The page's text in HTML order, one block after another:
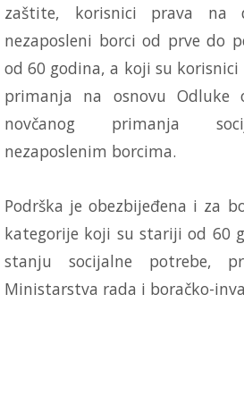
zaštite, korisnici prava na
nezaposleni borci od prve do
od 60 godina, a koji su korisnici
primanja na osnovu Odluke
novčanog primanja
nezaposlenim borcima.
Podrška je obezbijeđena i za
kategorije koji su stariji od 60
stanju socijalne potrebe,
Ministarstva rada i boračko-